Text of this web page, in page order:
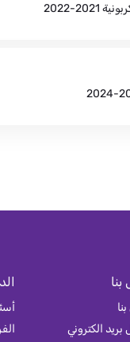
بريد الكتروني